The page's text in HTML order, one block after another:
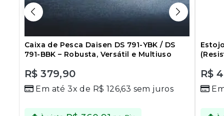
Caixa de Pesca Daisen DS 791-YBK / DS
791-BBK – Robusta, Versátil e Multiuso
out
5
R$379,90
Em até 3x de R$ 126,63 sem juros
out
5
R$